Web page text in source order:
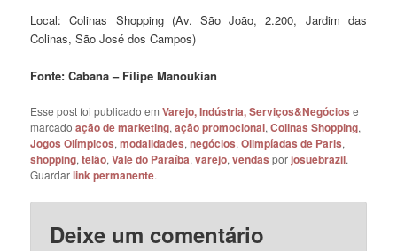
Local: Colinas Shopping (Av. São João, 2.200, Jardim das
Colinas, São José dos Campos)
Fonte: Cabana – Filipe Manoukian
Esse post foi publicado emVarejo, Indústria, Serviços&Negócios e
marcadoação de marketing,ação promocional,Colinas Shopping,
Jogos Olímpicos,modalidades,negócios,Olimpíadas de Paris,
shopping,telão,Vale do Paraíba,varejo,vendas porjosuebrazil.
Guardarlink permanente.
Deixe um comentário